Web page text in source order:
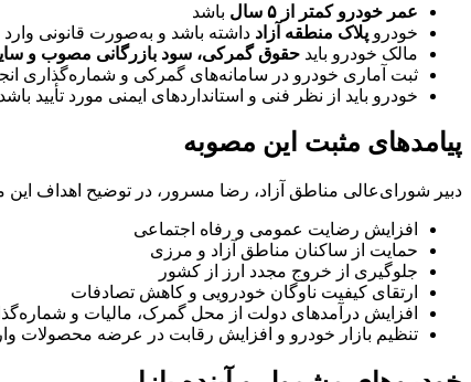
عمر خودرو کمتر از ۵ سال
باشد
خودرو پلاک منطقه آزاد داشته باشد و به‌صورت قانونی
مالک خودرو باید حقوق گمرکی، سود بازرگانی مصوب و
ثبت آماری خودرو در سامانه‌های گمرکی و شماره‌گذاری
خودرو باید از نظر فنی و استانداردهای ایمنی مورد تأیید باشد
پیامدهای مثبت این مصوبه
دبیر شورای‌عالی مناطق آزاد، رضا مسرور، در توضیح اهداف
افزایش رضایت عمومی و رفاه اجتماعی
حمایت از ساکنان مناطق آزاد و مرزی
جلوگیری از خروج مجدد ارز از کشور
ارتقای کیفیت ناوگان خودرویی و کاهش تصادفات
افزایش درآمدهای دولت از محل گمرک، مالیات و
تنظیم بازار خودرو و افزایش رقابت در عرضه محصولات